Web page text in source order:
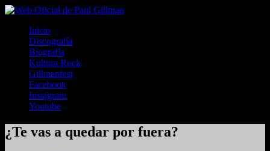
Inicio
Discografía
Biografía
Kultura Rock
Gillmanfest
Facebook
Instagram
Youtube
¿Te vas a quedar por fuera?